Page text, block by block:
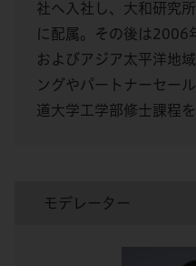
社へ入社し、大和研究
に配属。その後は2006
およびアジア太平洋地
ングやパートナーセー
道大学工学部修士課程を
モデレーター